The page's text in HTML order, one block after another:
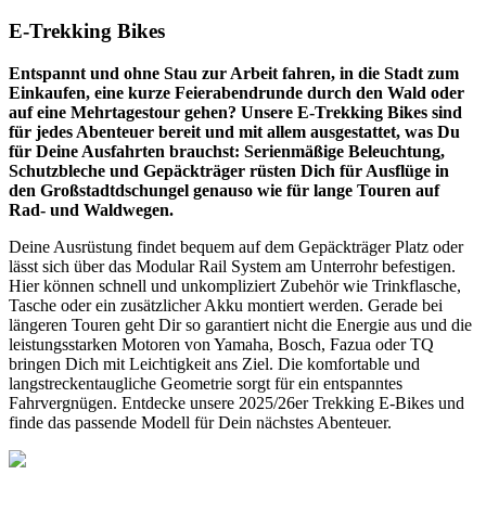
E-Trekking Bikes
Entspannt und ohne Stau zur Arbeit fahren, in die Stadt zum
Einkaufen, eine kurze Feierabendrunde durch den Wald oder
auf eine Mehrtagestour gehen? Unsere E-Trekking Bikes sind
für jedes Abenteuer bereit und mit allem ausgestattet, was Du
für Deine Ausfahrten brauchst: Serienmäßige Beleuchtung,
Schutzbleche und Gepäckträger rüsten Dich für Ausflüge in
den Großstadtdschungel genauso wie für lange Touren auf
Rad- und Waldwegen.
Deine Ausrüstung findet bequem auf dem Gepäckträger Platz oder
lässt sich über das Modular Rail System am Unterrohr befestigen.
Hier können schnell und unkompliziert Zubehör wie Trinkflasche,
Tasche oder ein zusätzlicher Akku montiert werden. Gerade bei
längeren Touren geht Dir so garantiert nicht die Energie aus und die
leistungsstarken Motoren von Yamaha, Bosch, Fazua oder TQ
bringen Dich mit Leichtigkeit ans Ziel. Die komfortable und
langstreckentaugliche Geometrie sorgt für ein entspanntes
Fahrvergnügen. Entdecke unsere 2025/26er Trekking E-Bikes und
finde das passende Modell für Dein nächstes Abenteuer.